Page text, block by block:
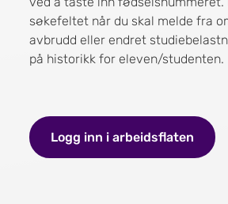
søkefeltet når du skal melde fra
avbrudd eller endret
på historikk for eleven/studenten.
Logg inn i arbeidsflaten